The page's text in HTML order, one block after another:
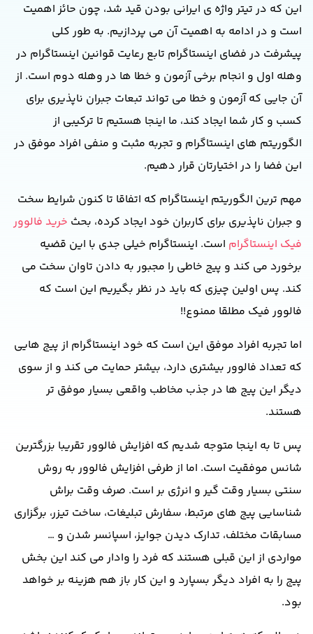
این که در تیتر واژه ی ایرانی بودن قید شد، چون حائز اهمیت
است و در ادامه به اهمیت آن می پردازیم. به طور کلی
پیشرفت در فضای اینستاگرام تابع رعایت قوانین اینستاگرام در
وهله اول و انجام برخی آزمون و خطا ها در وهله دوم است. از
آن جایی که آزمون و خطا می تواند تبعات جبران ناپذیری برای
کسب و کار شما ایجاد کند، ما اینجا هستیم تا ترکیبی از
الگوریتم های اینستاگرام و تجربه مثبت و منفی افراد موفق در
این فضا را در اختیارتان قرار دهیم.
مهم ترین الگوریتم اینستاگرام که اتفاقا تا کنون شرایط سخت
و جبران ناپذیری برای کاربران خود ایجاد کرده، بحث خرید فالوور
فیک اینستاگرام است. اینستاگرام خیلی جدی با این قضیه
برخورد می کند و پیج خاطی را مجبور به دادن تاوان سخت می
کند. پس اولین چیزی که باید در نظر بگیریم این است که
فالوور فیک مطلقا ممنوع!!
اما تجربه افراد موفق این است که خود اینستاگرام از پیج هایی
که تعداد فالوور بیشتری دارد، بیشتر حمایت می کند و از سوی
دیگر این پیج ها در جذب مخاطب واقعی بسیار موفق تر
هستند.
پس تا به اینجا متوجه شدیم که افزایش فالوور تقریبا بزرگترین
شانس موفقیت است. اما از طرفی افزایش فالوور به روش
سنتی بسیار وقت گیر و انرژی بر است. صرف وقت براش
شناسایی پیج های مرتبط، سفارش تبلیغات، ساخت تیزر، برگزاری
مسابقات مختلف، تدارک دیدن جوایز، اسپانسر شدن و …
مواردی از این قبلی هستند که فرد را وادار می کند این بخش
پیج را به افراد دیگر بسپارد و این کار باز هم هزینه بر خواهد
بود.